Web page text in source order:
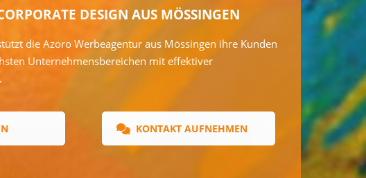
DESIGN AUS MÖSSINGEN
die Azoro Werbeagentur aus Mössingen ihre Kunden
Unternehmensbereichen mit effektiver
KONTAKT AUFNEHMEN